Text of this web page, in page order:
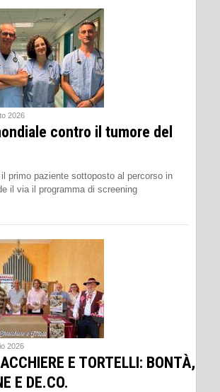
2026
contro il tumore del
il primo paziente sottoposto al percorso in
il via il programma di screening
2026
E TORTELLI: BONTÀ,
E DE.CO.